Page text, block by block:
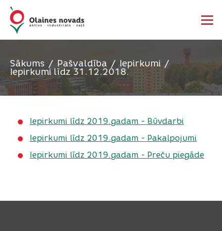
Sākums Pašvaldība Iepirkumi
Iepirkumi līdz 31.12.2018.
Iepirkumi līdz 2019.gadam - Būvdarbi
Iepirkumi līdz 2019.gadam - Pakalpojumi
Iepirkumi līdz 2019.gadam - Preču piegāde